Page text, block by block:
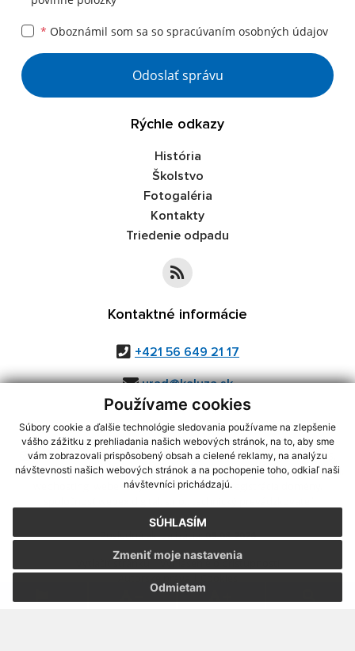
Používame cookies
Súbory cookie a ďalšie technológie sledovania používame na zlepšenie
vášho zážitku z prehliadania našich webových stránok, na to, aby sme
vám zobrazovali prispôsobený obsah a cielené reklamy, na analýzu
návštevnosti našich webových stránok a na pochopenie toho, odkiaľ naši
návštevníci prichádzajú.
SÚHLASÍM
Odmietam
Zmeniť moje nastavenia
* Oboznámil som sa so spracúvaním osobných údajov
Google reCaptcha Response
Odoslať správu
Rýchle odkazy
História
Školstvo
Fotogaléria
Kontakty
Triedenie odpadu
Kontaktné informácie
+421 56 649 21 17
urad@kaluza.sk
využite možnosť získavania aktuálnych informácií s využitím RSS
CMS systém (redakčný) systém ECHELON 2,Mapa stránok,web portál
webex.digital, s.r.o.,domény,registrácia domény
Posledná aktualizácia:05.08.2026
Vytlačiť stránku|Vyhlásenie o prístupnosti